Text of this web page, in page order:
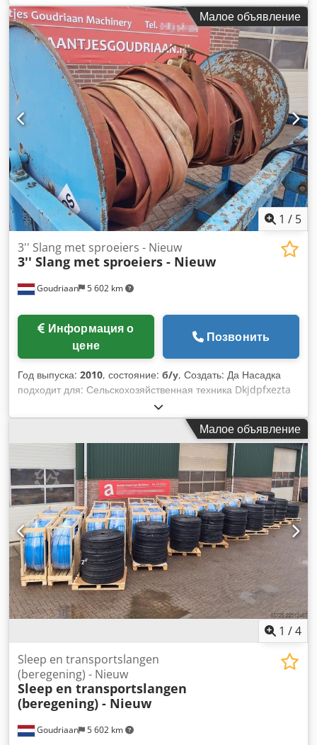
Малое объявление
1 / 5
Goudriaan 5 602 km
3'' Slang met sproeiers - Nieuw
3'' Slang met sproeiers - Nieuw
цене
Позвонить
Год выпуска: 2010, состояние: б/у, Создать: Да Насадка
подходит для: Сельскохозяйственная техника Dkjdpfxezta
Малое объявление
1 /4
Goudriaan 5 602 km
Sleep en transportslangen
(beregening) - Nieuw
Sleep en transportslangen
(beregening) - Nieuw